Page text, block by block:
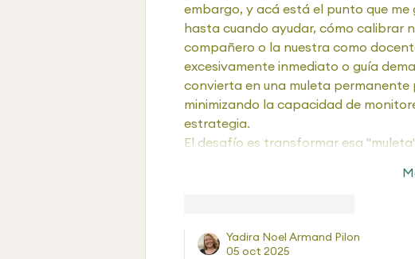
embargo, y acá está el punto que
hasta cuando ayudar, cómo calibrar
compañero o la nuestra como
excesivamente inmediato o guía
convierta en una muleta permanente
minimizando la capacidad de
estrategia.
El desafío es transformar esa
Yadira Noel Armand Pilon
05 oct 2025